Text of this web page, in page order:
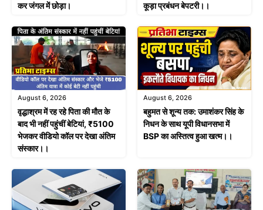
कर जंगल में छोड़ा।
कूड़ा प्रबंधन बेपटरी।।
August 6, 2026
वृद्धाश्रम में रह रहे पिता की मौत के
बाद भी नहीं पहुंचीं बेटियां, ₹5100
भेजकर वीडियो कॉल पर देखा अंतिम
संस्कार।।
August 6, 2026
बहुमत से शून्य तक: उमाशंकर सिंह के
निधन के साथ यूपी विधानसभा में
BSP का अस्तित्व हुआ खत्म।।